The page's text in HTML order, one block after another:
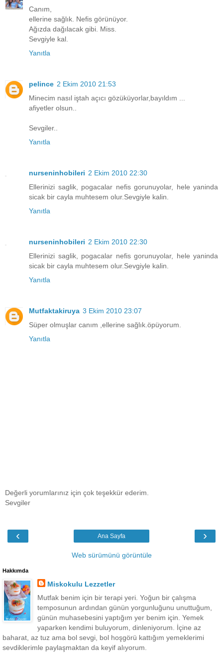
Canım,
ellerine sağlık. Nefis görünüyor.
Ağızda dağılacak gibi. Miss.
Sevgiyle kal.
Yanıtla
pelince 2 Ekim 2010 21:53
Minecim nasıl iştah açıcı gözüküyorlar,bayıldım ...
afiyetler olsun..
Sevgiler..
Yanıtla
nurseninhobileri 2 Ekim 2010 22:30
Ellerinizi saglik, pogacalar nefis gorunuyolar, hele yaninda
sicak bir cayla muhtesem olur.Sevgiyle kalin.
Yanıtla
nurseninhobileri 2 Ekim 2010 22:30
Ellerinizi saglik, pogacalar nefis gorunuyolar, hele yaninda
sicak bir cayla muhtesem olur.Sevgiyle kalin.
Yanıtla
Mutfaktakiruya 3 Ekim 2010 23:07
Süper olmuşlar canım ,ellerine sağlık.öpüyorum.
Yanıtla
Değerli yorumlarınız için çok teşekkür ederim.
Sevgiler
‹ ›
Ana Sayfa
Web sürümünü görüntüle
Hakkımda
Miskokulu Lezzetler
Mutfak benim için bir terapi yeri. Yoğun bir çalışma
temposunun ardından günün yorgunluğunu unuttuğum,
günün muhasebesini yaptığım yer benim için. Yemek
yaparken kendimi buluyorum, dinleniyorum. İçine az
baharat, az tuz ama bol sevgi, bol hoşgörü kattığım yemeklerimi
sevdiklerimle paylaşmaktan da keyif alıyorum.